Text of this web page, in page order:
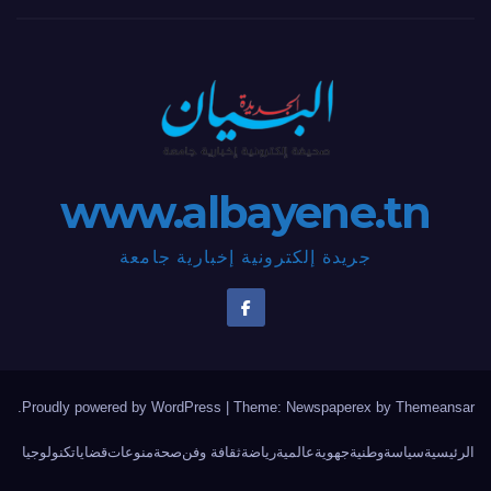
www.albayene.tn
جريدة إلكترونية إخبارية جامعة
Proudly powered by WordPress Theme: Newspaperex by Themeansar
.
الرئيسيةسياسةوطنيةجهويةعالميةرياضةثقافة وفنصحةمنوعاتقضاياتكنولوجيا